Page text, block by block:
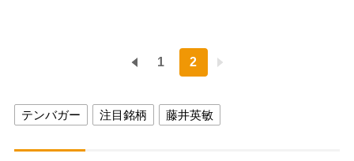
1 2
テンバガー 注目銘柄 藤井英敏